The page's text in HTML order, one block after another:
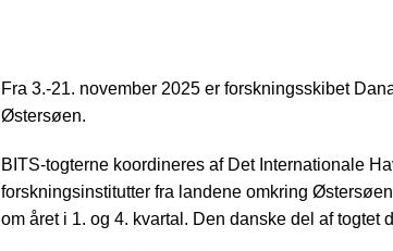
Fra 3.-21. november 2025 er forskningsskibet
Østersøen.
BITS-togterne koordineres af Det Internationale
forskningsinstitutter fra landene omkring
om året i 1. og 4. kvartal. Den danske del af